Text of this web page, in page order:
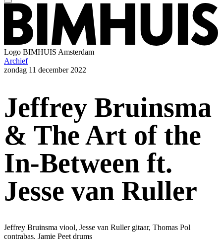
Logo BIMHUIS Amsterdam
Archief
zondag 11 december 2022
Jeffrey Bruinsma
& The Art of the
In-Between ft.
Jesse van Ruller
Jeffrey Bruinsma viool, Jesse van Ruller gitaar, Thomas Pol
contrabas, Jamie Peet drums